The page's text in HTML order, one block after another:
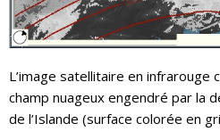
L’image satellitaire en
champ nuageux engendré par la
de l’Islande (surface colorée en